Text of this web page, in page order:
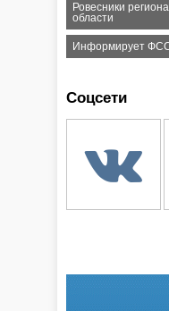
Ровесники
области
Информирует
Соцсети